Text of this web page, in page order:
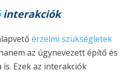
interakciók
érzelmi szükségletek
az úgynevezett építő és
Ezek az interakciók